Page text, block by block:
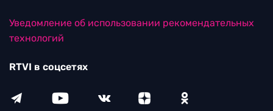
Уведомление об использовании рекомендательных
технологий
RTVI в соцсетях